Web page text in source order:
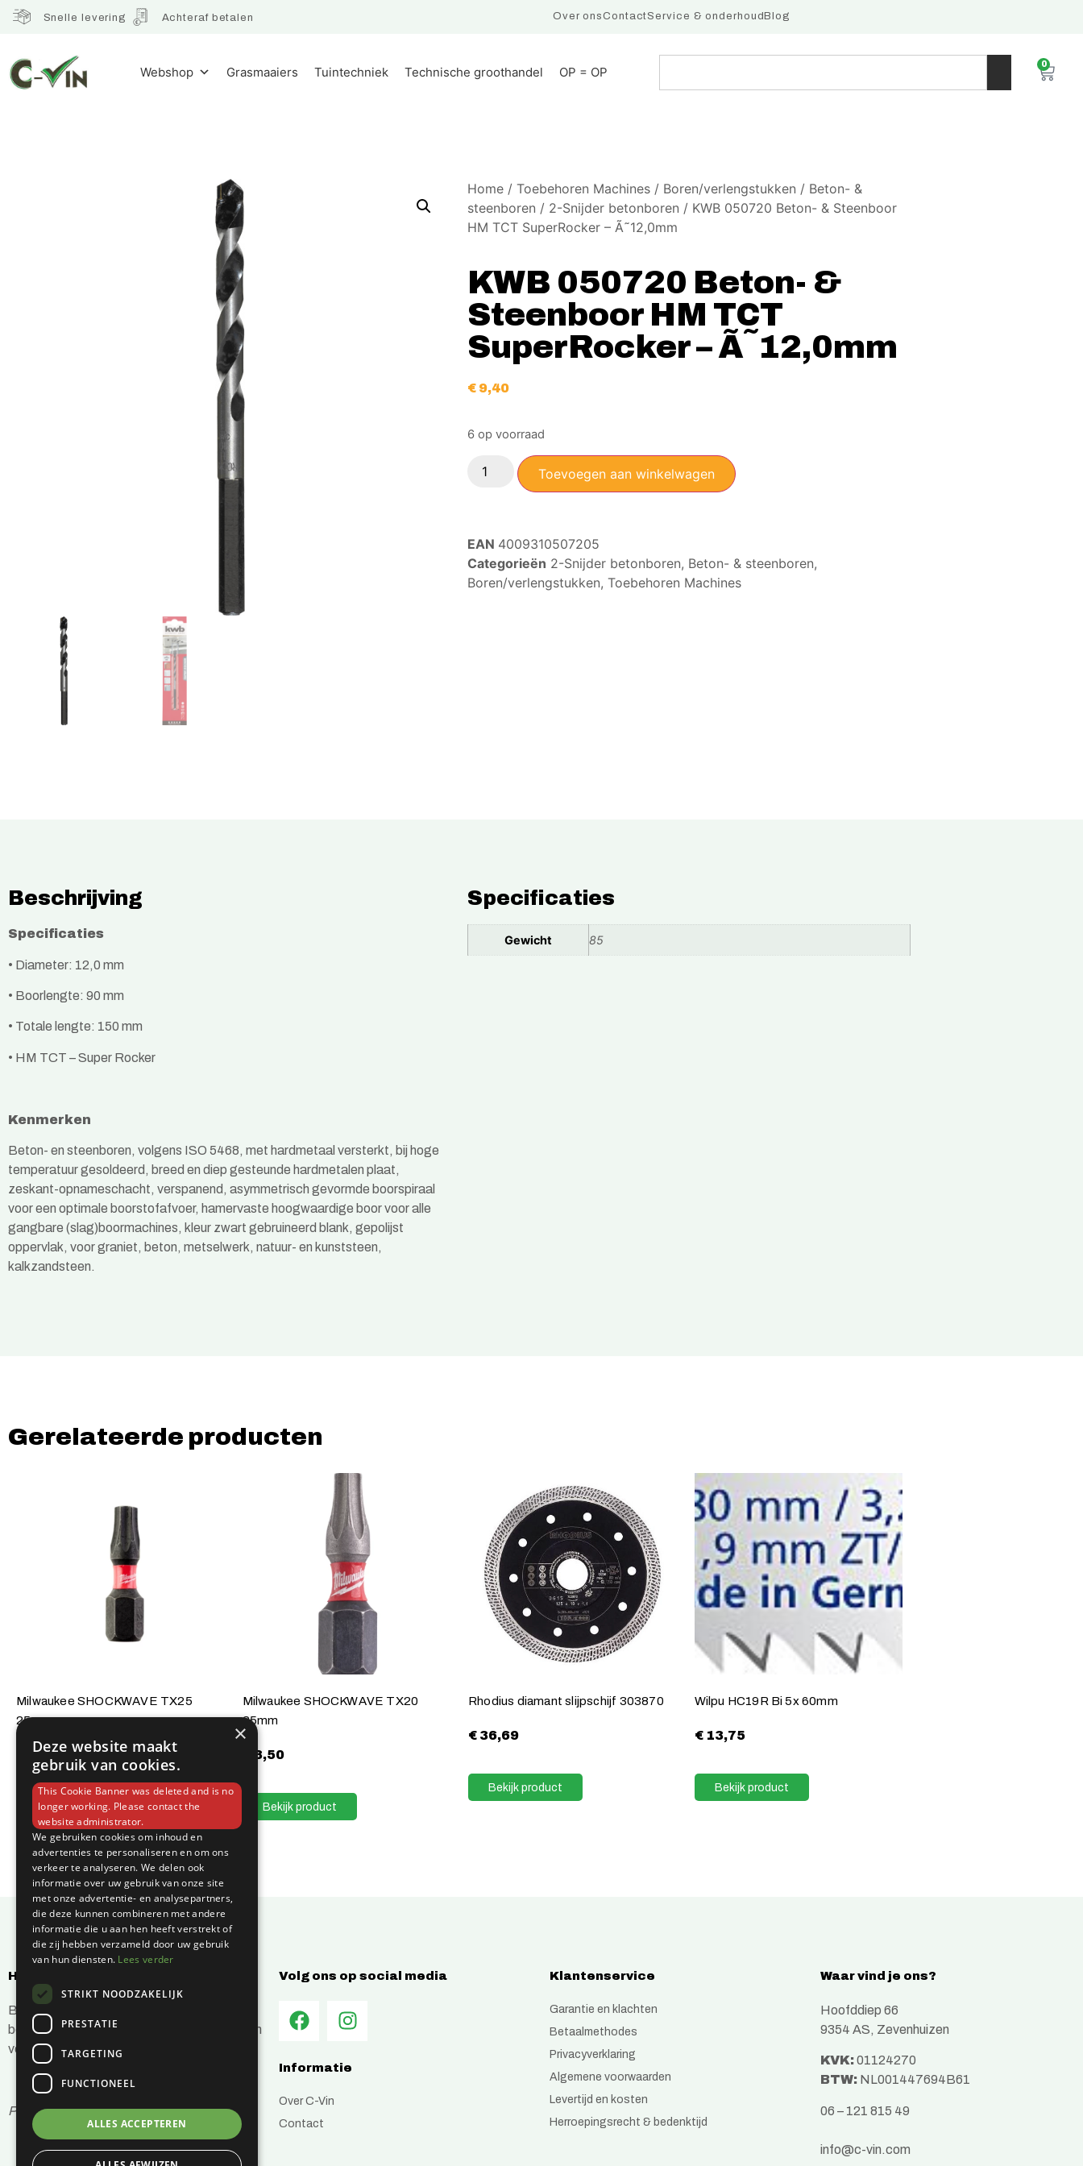
Snelle levering Achteraf betalen Over onsContactService & onderhoudBlog
Webshop Grasmaaiers Tuintechniek Technische groothandel OP = OP
0
Home / Toebehoren Machines / Boren/verlengstukken / Beton- &
steenboren / 2-Snijder betonboren / KWB 050720 Beton- & Steenboor
HM TCT SuperRocker – Ã˜12,0mm
KWB 050720 Beton- &
Steenboor HM TCT
SuperRocker – Ã˜12,0mm
€9,40
6 op voorraad
Toevoegen aan winkelwagen
EAN 4009310507205
Categorieën 2-Snijder betonboren, Beton- & steenboren,
Boren/verlengstukken, Toebehoren Machines
Beschrijving
Specificaties
• Diameter: 12,0 mm
• Boorlengte: 90 mm
• Totale lengte: 150 mm
• HM TCT – Super Rocker
Kenmerken
Beton- en steenboren, volgens ISO 5468, met hardmetaal versterkt, bij hoge
temperatuur gesoldeerd, breed en diep gesteunde hardmetalen plaat,
zeskant-opnameschacht, verspanend, asymmetrisch gevormde boorspiraal
voor een optimale boorstofafvoer, hamervaste hoogwaardige boor voor alle
gangbare (slag)boormachines, kleur zwart gebruineerd blank, gepolijst
oppervlak, voor graniet, beton, metselwerk, natuur- en kunststeen,
kalkzandsteen.
Specificaties
Gewicht 85
Gerelateerde producten
Milwaukee SHOCKWAVE TX25
25mm
3,50
Bekijk product
Milwaukee SHOCKWAVE TX20
25mm
3,50
Bekijk product
Rhodius diamant slijpschijf 303870
€36,69
Bekijk product
Wilpu HC19R Bi 5x 60mm
€13,75
Bekijk product
Hoe kunnen wij jou helpen?
Bij C-Vin hebben wij alles in huis om je
bouwprojecten efficiënt en succesvol te laten
verlopen.
Prijzen zijn inclusief btw
Volg ons op social media
Informatie
Over C-Vin
Contact
Klantenservice
Garantie en klachten
Betaalmethodes
Privacyverklaring
Algemene voorwaarden
Levertijd en kosten
Herroepingsrecht & bedenktijd
Waar vind je ons?
Hoofddiep 66
9354 AS, Zevenhuizen
KVK:01124270
BTW:NL001447694B61
06 – 121 815 49
info@c-vin.com
×
Deze website maakt
gebruik van cookies.
This Cookie Banner was deleted and is no
longer working. Please contact the
website administrator.
We gebruiken cookies om inhoud en
advertenties te personaliseren en om ons
verkeer te analyseren. We delen ook
informatie over uw gebruik van onze site
met onze advertentie- en analysepartners,
die deze kunnen combineren met andere
informatie die u aan hen heeft verstrekt of
die zij hebben verzameld door uw gebruik
van hun diensten. Lees verder
STRIKT NOODZAKELIJK
PRESTATIE
TARGETING
FUNCTIONEEL
ALLES ACCEPTEREN